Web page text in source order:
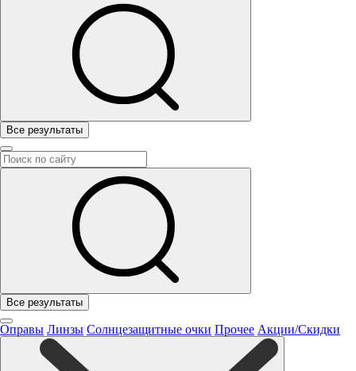
Все результаты
Все результаты
Оправы Линзы Солнцезащитные очки Прочее Акции/Скидки